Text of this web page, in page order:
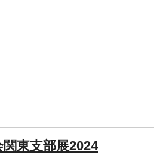
東支部展2024